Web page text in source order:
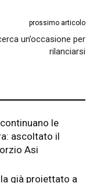
prossimo articolo
un’occasione per
rilanciarsi
le
ascoltato il
Asi
già proiettato a